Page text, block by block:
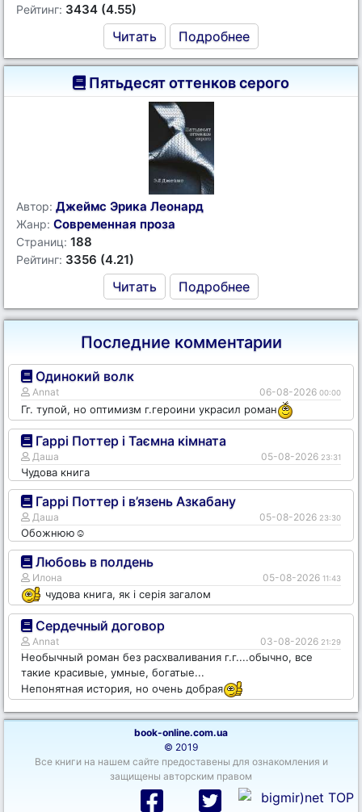
Рейтинг: 3434 (4.55)
Читать Подробнее
Пятьдесят оттенков серого
Автор: Джеймс Эрика Леонард
Жанр: Современная проза
Страниц: 188
Рейтинг: 3356 (4.21)
Читать Подробнее
Последние комментарии
Одинокий волк
Annat 06-08-2026 00:00
Гг. тупой, но оптимизм г.героини украсил роман
Гаррі Поттер і Таємна кімната
Даша 05-08-2026 23:31
Чудова книга
Гаррі Поттер і в’язень Азкабану
Даша 05-08-2026 23:30
Обожнюю☺️
Любовь в полдень
Илона 05-08-2026 11:43
чудова книга, як і серія загалом
Сердечный договор
Annat 03-08-2026 21:29
Необычный роман без расхваливания г.г....обычно, все
такие красивые, умные, богатые...
Непонятная история, но очень добрая
book-online.com.ua
© 2019
Все книги на нашем сайте предоставены для ознакомления и
защищены авторским правом